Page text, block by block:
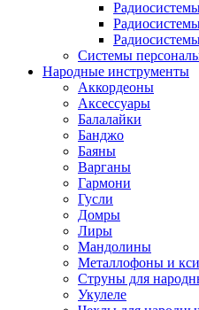
Системы
Народные инструменты
Аккордеоны
Аксессуары
Балалайки
Банджо
Баяны
Варганы
Гармони
Гусли
Домры
Лиры
Мандолины
Металлофоны и
Струны для
Укулеле